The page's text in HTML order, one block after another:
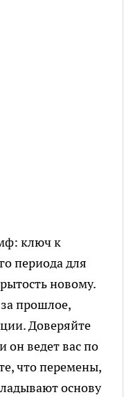
ключ к
периода для
новому.
прошлое,
Доверяйте
он ведет вас по
что перемены,
основу